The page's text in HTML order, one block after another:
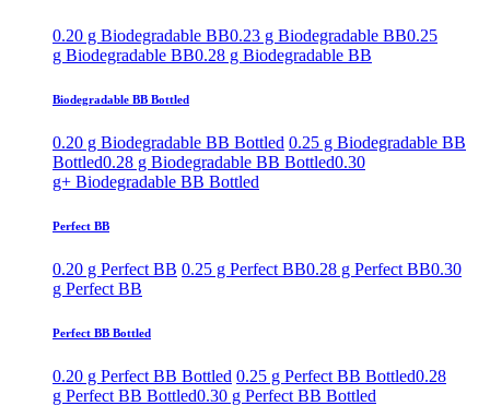
0.20 g Biodegradable BB0.23 g Biodegradable BB0.25
g Biodegradable BB0.28 g Biodegradable BB
Biodegradable BB Bottled
0.20 g Biodegradable BB Bottled 0.25 g Biodegradable BB
Bottled0.28 g Biodegradable BB Bottled0.30
g+ Biodegradable BB Bottled
Perfect BB
0.20 g Perfect BB 0.25 g Perfect BB0.28 g Perfect BB0.30
g Perfect BB
Perfect BB Bottled
0.20 g Perfect BB Bottled 0.25 g Perfect BB Bottled0.28
g Perfect BB Bottled0.30 g Perfect BB Bottled